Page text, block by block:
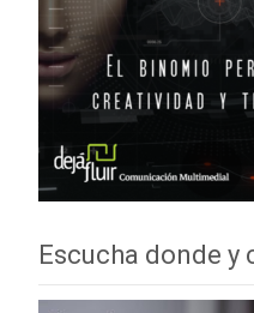
Escucha donde y